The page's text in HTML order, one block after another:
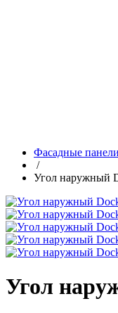
Фасадные
/
Угол наружный
Угол